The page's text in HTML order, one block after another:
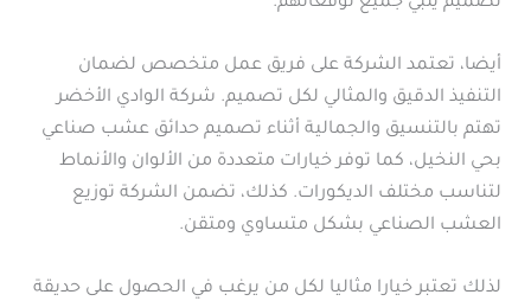
أيضا، تعتمد الشركة على فريق عمل متخصص لضمان
التنفيذ الدقيق والمثالي لكل تصميم. شركة الوادي الأخضر
تهتم بالتنسيق والجمالية أثناء تصميم حدائق عشب صناعي
بحي النخيل، كما توفر خيارات متعددة من الألوان والأنماط
لتناسب مختلف الديكورات. كذلك، تضمن الشركة توزيع
العشب الصناعي بشكل متساوي ومتقن.
لذلك تعتبر خيارا مثاليا لكل من يرغب في الحصول على حديقة